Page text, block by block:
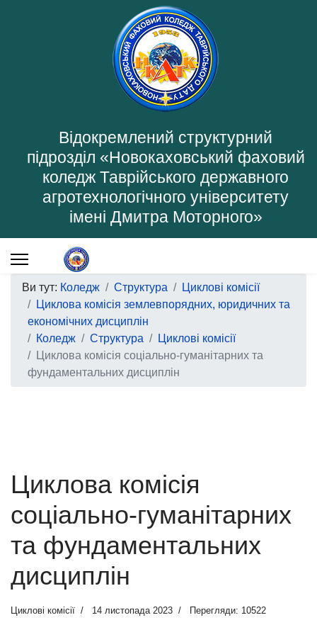
Відокремлений структурний
підрозділ «Новокаховський фаховий
коледж Таврійського державного
агротехнологічного університету
імені Дмитра Моторного»
Ви тут: Коледж Структура
Циклові комісії
Циклова комісія землевпорядних, юридичних та
економічних дисциплін
Коледж
Структура
Циклові комісії
Циклова комісія соціально-гуманітарних та
фундаментальних дисциплін
Циклова комісія
соціально-гуманітарних
та фундаментальних
дисциплін
Циклові комісії 14 листопада 2023 Перегляди: 10522